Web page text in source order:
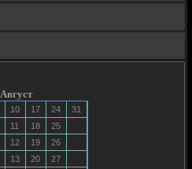
Август
10 17 24
31
11 18
25
12 19
26
13 20
27